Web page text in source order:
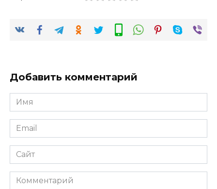
Добавить комментарий
Имя
*
Email
*
Сайт
Комментарий